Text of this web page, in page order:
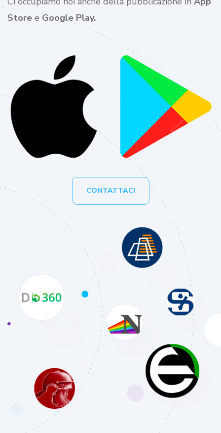
Store eGoogle Play.
CONTATTACI